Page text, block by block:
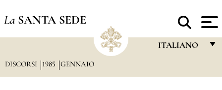
La SANTA SEDE
ITALIANO
DISCORSI 1985 GENNAIO